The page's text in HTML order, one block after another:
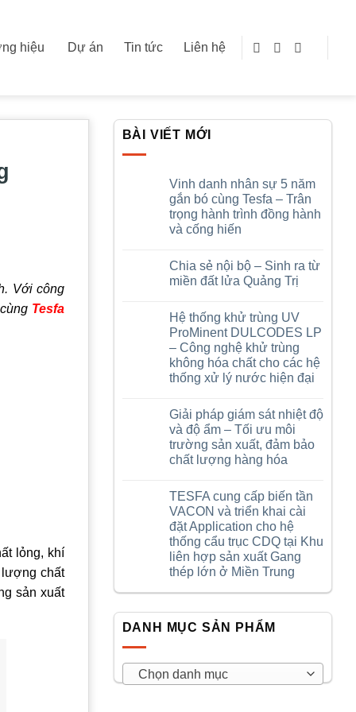
hiệu Dự án Tin tức Liên hệ
Với công
Tesfa
lỏng, khí
lượng chất
sản xuất
BÀI VIẾT MỚI
Vinh danh nhân sự 5 năm
gắn bó cùng Tesfa – Trân
trọng hành trình đồng hành
và cống hiến
bình
luận
ở
nhân
sự
5
năm
gắn
bó
cùng
Trân
trọng
hành
trình
đồng
hành
hiến
Chia sẻ nội bộ – Sinh ra từ
miền đất lửa Quảng Trị
bình
luận
ở
Chia
sẻ
nội
bộ
ra
từ
miền
đất
lửa
Quảng
Hệ thống khử trùng UV
ProMinent DULCODES LP
– Công nghệ khử trùng
không hóa chất cho các hệ
thống xử lý nước hiện đại
bình
luận
ở
Hệ
thống
khử
ProMinent
DULCODES
LP
–
Công
nghệ
khử
trùng
không
cho
các
hệ
lý
nước
hiện
Giải pháp giám sát nhiệt độ
và độ ẩm – Tối ưu môi
trường sản xuất, đảm bảo
chất lượng hàng hóa
bình
luận
ở
Giải
pháp
giám
sát
nhiệt
độ
Tối
trường
sản
xuất,
TESFA cung cấp biến tần
VACON và triển khai cài
đặt Application cho hệ
thống cẩu trục CDQ tại Khu
liên hợp sản xuất Gang
thép lớn ở Miền Trung
ở
biến
tần
DANH MỤC SẢN PHẨM
Chọn danh mục